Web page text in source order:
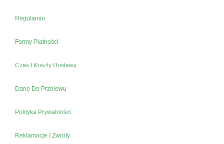
Regulamin
Formy Płatności
Czas I Koszty Dostawy
Dane Do Przelewu
Polityka Prywatności
Reklamacje I Zwroty